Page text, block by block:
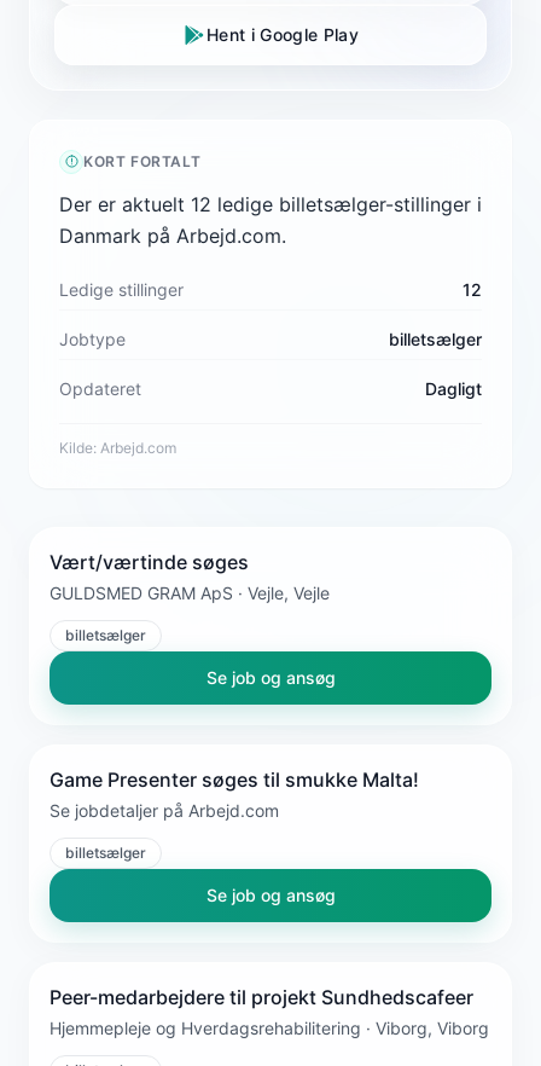
Hent i Google Play
KORT FORTALT
Der er aktuelt 12 ledige billetsælger-stillinger i
Danmark på Arbejd.com.
Ledige stillinger 12
Jobtype billetsælger
Opdateret Dagligt
Kilde: Arbejd.com
Vært/værtinde søges
GULDSMED GRAM ApS · Vejle, Vejle
billetsælger
Se job og ansøg
Game Presenter søges til smukke Malta!
Se jobdetaljer på Arbejd.com
billetsælger
Se job og ansøg
Peer-medarbejdere til projekt Sundhedscafeer
Hjemmepleje og Hverdagsrehabilitering · Viborg, Viborg